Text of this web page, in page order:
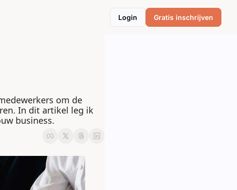
Login Gratis inschrijven
om de
In dit artikel leg ik
business.